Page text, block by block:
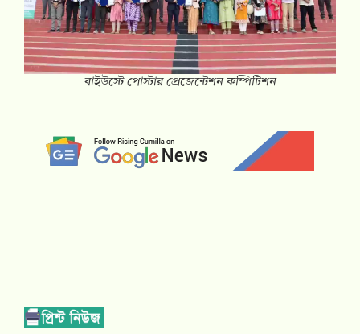
বাইউস্টে পোস্টার প্রেজেন্টেশন কম্পিটিশন